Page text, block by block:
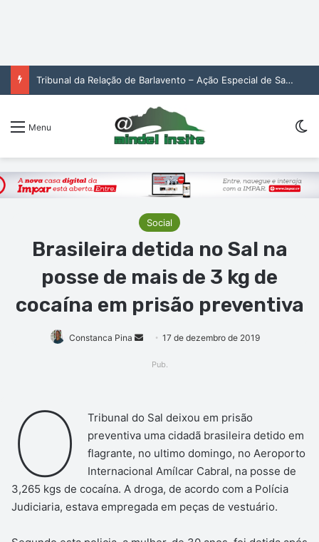
Tribunal da Relação de Barlavento – Ação Especial de Sandra Helena Monteiro Lima (2. pub)
Menu
Social
Brasileira detida no Sal na
posse de mais de 3 kg de
cocaína em prisão preventiva
Constanca Pina
Mande17 de dezembro de 2019
Pub.
O
Tribunal do Sal deixou em prisão
preventiva uma cidadã brasileira detido em
flagrante, no ultimo domingo, no Aeroporto
Internacional Amílcar Cabral, na posse de
3,265 kgs de cocaína. A droga, de acordo com a Polícia
Judiciaria, estava empregada em peças de vestuário.